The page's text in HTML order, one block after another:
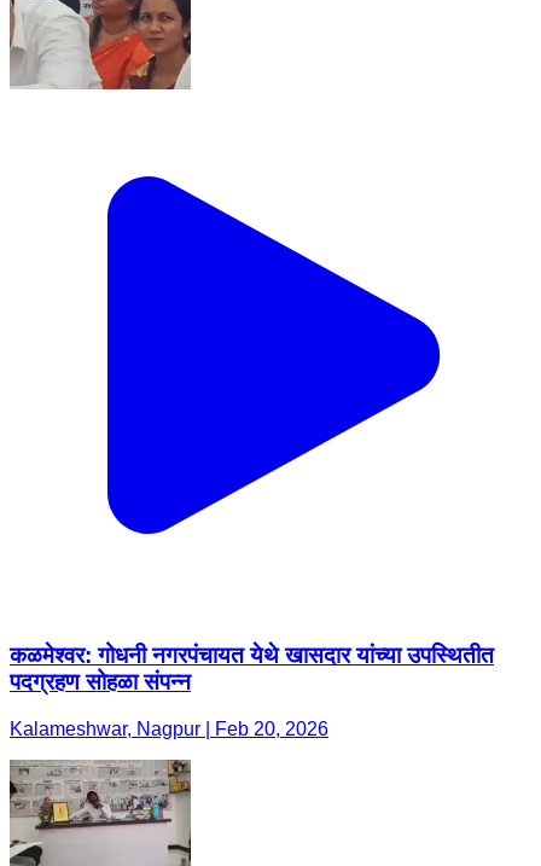
कळमेश्वर: गोधनी नगरपंचायत येथे खासदार यांच्या उपस्थितीत
पदग्रहण सोहळा संपन्न
Kalameshwar, Nagpur | Feb 20, 2026